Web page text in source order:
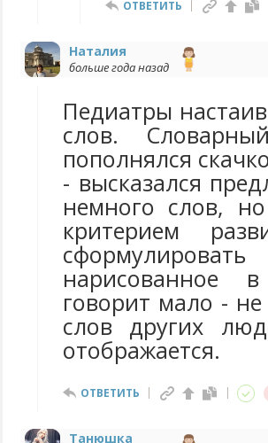
ОТВЕТИТЬ
Наталия
больше года назад
Педиатры
слов.
пополнялся
- высказался
немного слов,
критерием
нарисованное
говорит мало -
слов других
отображается.
ОТВЕТИТЬ
Танюшка